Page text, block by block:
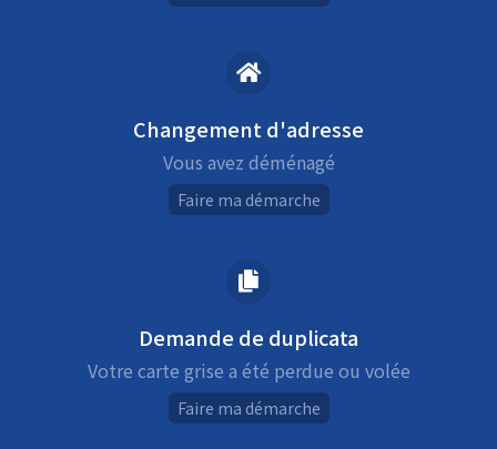
Changement d'adresse
Vous avez déménagé
Faire ma démarche
Demande de duplicata
Votre carte grise a été perdue ou volée
Faire ma démarche